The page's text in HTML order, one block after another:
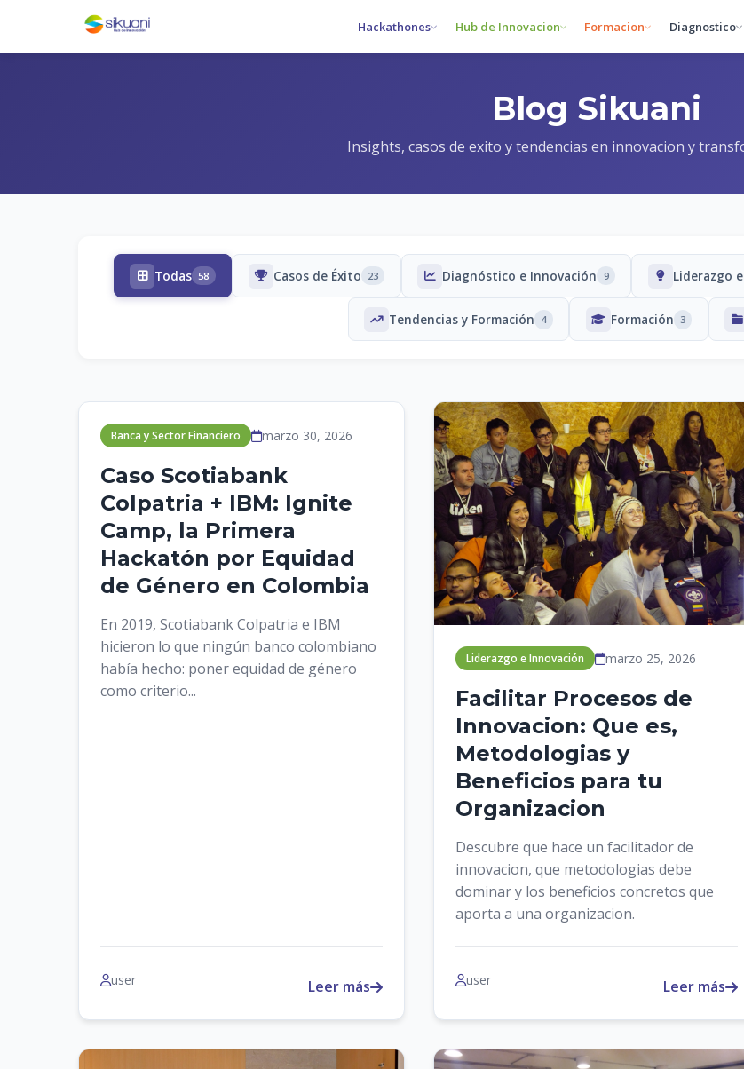
Hackathones Hub de Innovacion Formacion Diagnostico
Blog Sikuani
Insights, casos de exito y tendencias en innovacion y
Todas 58 Casos de Éxito 23 Diagnóstico e Innovación 9 Liderazgo
Tendencias y Formación 4 Formación 3
Banca y Sector Financiero marzo 30, 2026
Caso Scotiabank
Colpatria + IBM: Ignite
Camp, la Primera
Hackatón por Equidad
de Género en Colombia
En 2019, Scotiabank Colpatria e IBM
hicieron lo que ningún banco colombiano
había hecho: poner equidad de género
como criterio...
user Leer más
Liderazgo e Innovación marzo 25, 2026
Facilitar Procesos de
Innovacion: Que es,
Metodologias y
Beneficios para tu
Organizacion
Descubre que hace un facilitador de
innovacion, que metodologias debe
dominar y los beneficios concretos que
aporta a una organizacion.
user Leer más